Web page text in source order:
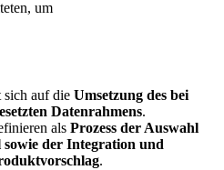
um
sich auf die Umsetzung des bei
Datenrahmens.
als Prozess der Auswahl
sowie der Integration und
.